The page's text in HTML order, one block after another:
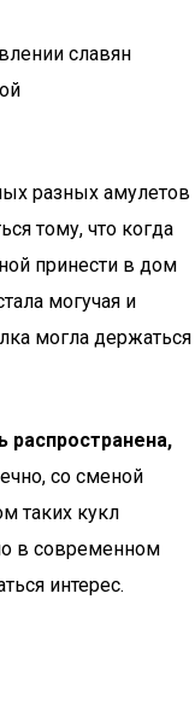
славян
разных амулетов
тому, что когда
принести в дом
могучая и
могла держаться
распространена,
со сменой
таких кукл
в современном
интерес.